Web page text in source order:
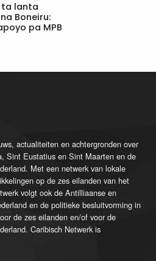
lanta
Boneiru:
pa MPB
actualiteiten en achtergronden over
Sint Eustatius en Sint Maarten en de
Met een netwerk van lokale
op de zes eilanden van het
volgt ook de Antilliaanse en
en de politieke besluitvorming in
de zes eilanden en/of voor de
Caribisch Netwerk is